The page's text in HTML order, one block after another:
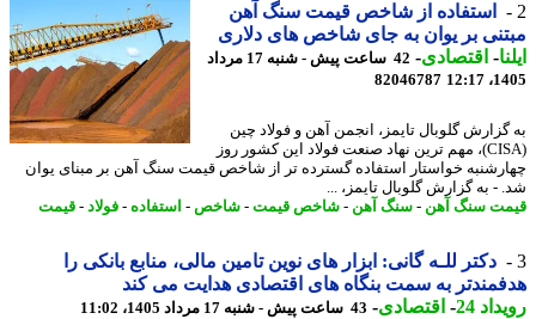
استفاده از شاخص قیمت سنگ آهن
بر یوان به جای شاخص های دلاری
-اقتصادی-
42 ساعت پیش - شنبه 17 مرداد
82046787
گلوبال تایمز، انجمن آهن و فولاد چین
(CISA)، مهم ترین نهاد صنعت فولاد این کشور روز
خواستار استفاده گسترده تر از شاخص قیمت سنگ آهن بر مبنای یوان
- به گزارش گلوبال تایمز، ...
سنگ آهن -سنگ آهن -شاخص قیمت-شاخص-استفاده-فولاد-قیمت
دکتر للـه گانی: ابزار های نوین تامین مالی، منابع بانکی را
به سمت بنگاه های اقتصادی هدایت می کند
24
-اقتصادی-43 ساعت پیش - شنبه 17 مرداد 1405، 11:02